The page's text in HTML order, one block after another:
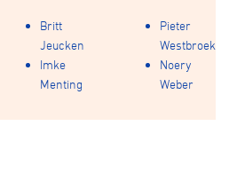
Britt
Jeucken
Imke
Menting
Pieter
Westbroek
Noery
Weber